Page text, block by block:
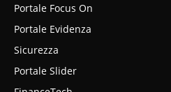
Portale Focus On
Portale Evidenza
Sicurezza
Portale Slider